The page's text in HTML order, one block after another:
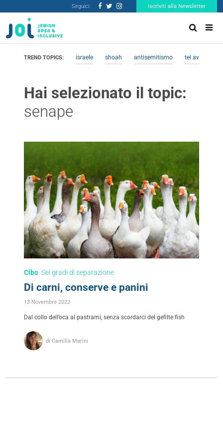
Seguici: Iscriviti alla Newsletter
TREND TOPICS: israele shoah antisemitismo tel aviv
Hai selezionato il topic:
senape
Cibo Sei gradi di separazione
Di carni, conserve e panini
13 Novembre 2022
Dal collo dell’oca al pastrami, senza scordarci del gefilte fish
di Camilla Marini